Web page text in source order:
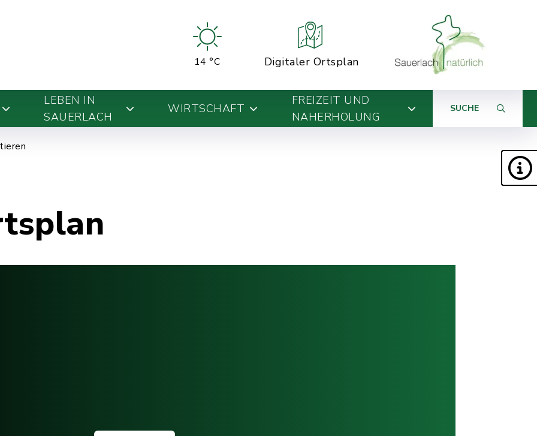
14 °C Digitaler Ortsplan
LEBEN IN
SAUERLACH
WIRTSCHAFT
FREIZEIT UND
NAHERHOLUNG
SUCHE